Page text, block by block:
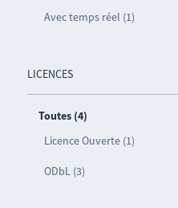
Avec temps réel (1)
LICENCES
Toutes (4)
Licence Ouverte (1)
ODbL (3)